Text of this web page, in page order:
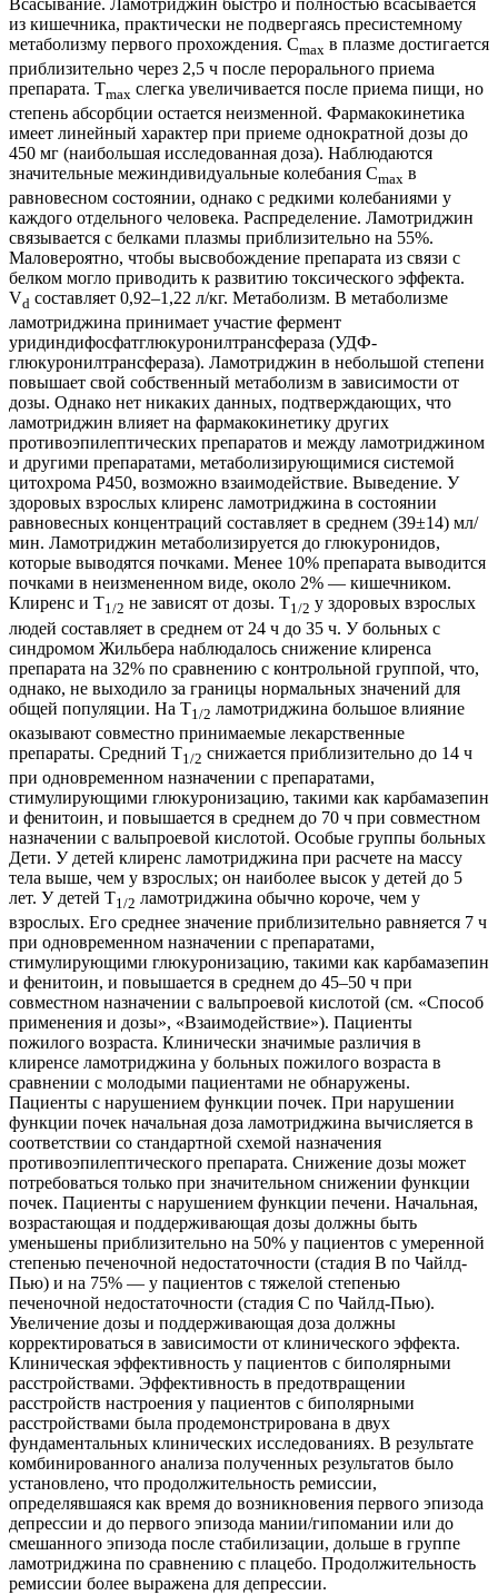
из кишечника, практически не подвергаясь пресистемному
метаболизму первого прохождения. Cmax в плазме достигается
приблизительно через 2,5 ч после перорального приема
препарата. Tmax слегка увеличивается после приема пищи, но
степень абсорбции остается неизменной. Фармакокинетика
имеет линейный характер при приеме однократной дозы до
450 мг (наибольшая исследованная доза). Наблюдаются
значительные межиндивидуальные колебания Cmax в
равновесном состоянии, однако с редкими колебаниями у
каждого отдельного человека. Распределение. Ламотриджин
связывается с белками плазмы приблизительно на 55%.
Маловероятно, чтобы высвобождение препарата из связи с
белком могло приводить к развитию токсического эффекта.
Vd составляет 0,92–1,22 л/кг. Метаболизм. В метаболизме
ламотриджина принимает участие фермент
уридиндифосфатглюкуронилтрансфераза (УДФ-
глюкуронилтрансфераза). Ламотриджин в небольшой степени
повышает свой собственный метаболизм в зависимости от
дозы. Однако нет никаких данных, подтверждающих, что
ламотриджин влияет на фармакокинетику других
противоэпилептических препаратов и между ламотриджином
и другими препаратами, метаболизирующимися системой
цитохрома Р450, возможно взаимодействие. Выведение. У
здоровых взрослых клиренс ламотриджина в состоянии
равновесных концентраций составляет в среднем (39±14) мл/
мин. Ламотриджин метаболизируется до глюкуронидов,
которые выводятся почками. Менее 10% препарата выводится
почками в неизмененном виде, около 2% — кишечником.
Клиренс и T1/2 не зависят от дозы. T1/2 у здоровых взрослых
людей составляет в среднем от 24 ч до 35 ч. У больных с
синдромом Жильбера наблюдалось снижение клиренса
препарата на 32% по сравнению с контрольной группой, что,
однако, не выходило за границы нормальных значений для
общей популяции. На T1/2 ламотриджина большое влияние
оказывают совместно принимаемые лекарственные
препараты. Средний T1/2 снижается приблизительно до 14 ч
при одновременном назначении с препаратами,
стимулирующими глюкуронизацию, такими как карбамазепин
и фенитоин, и повышается в среднем до 70 ч при совместном
назначении с вальпроевой кислотой. Особые группы больных
Дети. У детей клиренс ламотриджина при расчете на массу
тела выше, чем у взрослых; он наиболее высок у детей до 5
лет. У детей T1/2 ламотриджина обычно короче, чем у
взрослых. Его среднее значение приблизительно равняется 7 ч
при одновременном назначении с препаратами,
стимулирующими глюкуронизацию, такими как карбамазепин
и фенитоин, и повышается в среднем до 45–50 ч при
совместном назначении с вальпроевой кислотой (см. «Способ
применения и дозы», «Взаимодействие»). Пациенты
пожилого возраста. Клинически значимые различия в
клиренсе ламотриджина у больных пожилого возраста в
сравнении с молодыми пациентами не обнаружены.
Пациенты с нарушением функции почек. При нарушении
функции почек начальная доза ламотриджина вычисляется в
соответствии со стандартной схемой назначения
противоэпилептического препарата. Снижение дозы может
потребоваться только при значительном снижении функции
почек. Пациенты с нарушением функции печени. Начальная,
возрастающая и поддерживающая дозы должны быть
уменьшены приблизительно на 50% у пациентов с умеренной
степенью печеночной недостаточности (стадия В по Чайлд-
Пью) и на 75% — у пациентов с тяжелой степенью
печеночной недостаточности (стадия С по Чайлд-Пью).
Увеличение дозы и поддерживающая доза должны
корректироваться в зависимости от клинического эффекта.
Клиническая эффективность у пациентов с биполярными
расстройствами. Эффективность в предотвращении
расстройств настроения у пациентов с биполярными
расстройствами была продемонстрирована в двух
фундаментальных клинических исследованиях. В результате
комбинированного анализа полученных результатов было
установлено, что продолжительность ремиссии,
определявшаяся как время до возникновения первого эпизода
депрессии и до первого эпизода мании/гипомании или до
смешанного эпизода после стабилизации, дольше в группе
ламотриджина по сравнению с плацебо. Продолжительность
ремиссии более выражена для депрессии.